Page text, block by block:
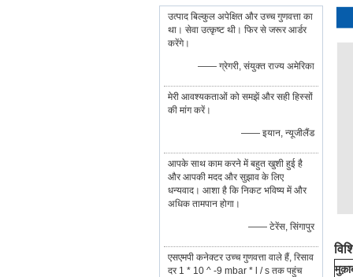
उत्पाद बिल्कुल अपेक्षित और उच्च गुणवत्ता का
था। सेवा उत्कृष्ट थी। फिर से जरूर आर्डर
करेंगे।
—— ग्रेगरी, संयुक्त राज्य अमेरिका
मेरी आवश्यकताओं को समझें और सही हिस्सों
की मांग करें।
—— इयान, न्यूजीलैंड
आपके साथ काम करने में बहुत खुशी हुई है
और आपकी मदद और सुझाव के लिए
धन्यवाद। आशा है कि निकट भविष्य में और
अधिक तामपान होगा।
—— टेरेंस, सिंगापुर
एसएमपी कनेक्टर उच्च गुणवत्ता वाले हैं, रिसाव
दर 1 * 10 ^ -9 mbar * l / s तक पहुंच